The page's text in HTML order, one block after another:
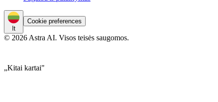
lt
Cookie preferences
© 2026 Astra AI. Visos teisės saugomos.
„Kitai kartai"